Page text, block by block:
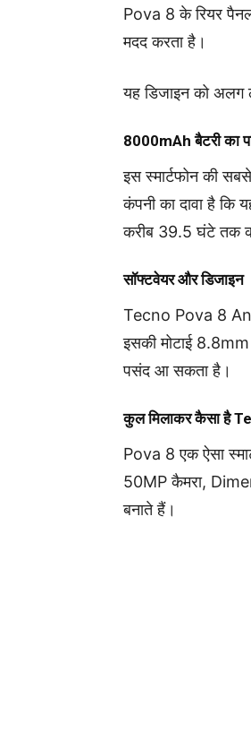
Pova 8 के रियर
मदद करता है।
यह डिजाइन को अलग
8000mAh बैटरी का
इस स्मार्टफोन की
कंपनी का दावा है कि
करीब 39.5 घंटे तक
सॉफ्टवेयर और डिजाइन
Tecno Pova 8
इसकी मोटाई
पसंद आ सकता है।
कुल मिलाकर कैसा है
Pova 8 एक ऐसा
50MP कैमरा,
बनाते हैं।